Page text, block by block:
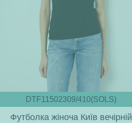
DTF11502309/410(SOLS)
Футболка жіноча Київ вечірній